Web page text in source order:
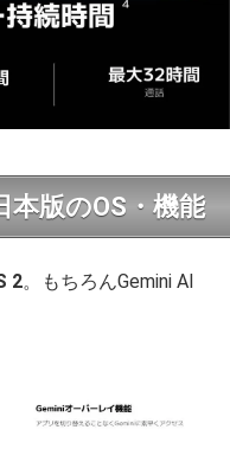
本版のOS・機能
2。もちろんGemini AI